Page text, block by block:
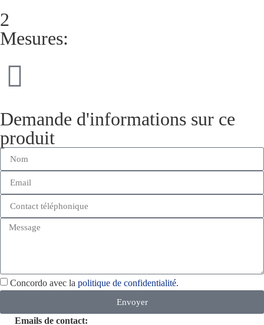
2
Mesures:
Demande d'informations sur ce
produit
Concordo avec la politique de confidentialité.
Envoyer
Emails de contact: